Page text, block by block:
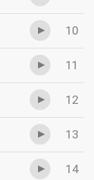
10
11
12
13
14